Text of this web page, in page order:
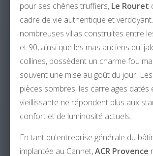
pour ses chênes truffiers, Le Rouret
cadre de vie authentique et
nombreuses villas construites entre
et 90, ainsi que les mas anciens qui
collines, possèdent un charme fou
souvent une mise au goût du jour.
pièces sombres, les carrelages datés
vieillissante ne répondent plus aux
confort et de luminosité actuels.
En tant qu'entreprise générale du
implantée au Cannet,ACR Provence